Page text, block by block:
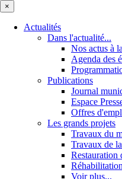
×
Actualités
Dans l'actualité...
Nos actus à
Agenda des
Publications
Journal
Espace
Offres
Les grands projets
Travaux du
Travaux de
Restauration
Voir plus...